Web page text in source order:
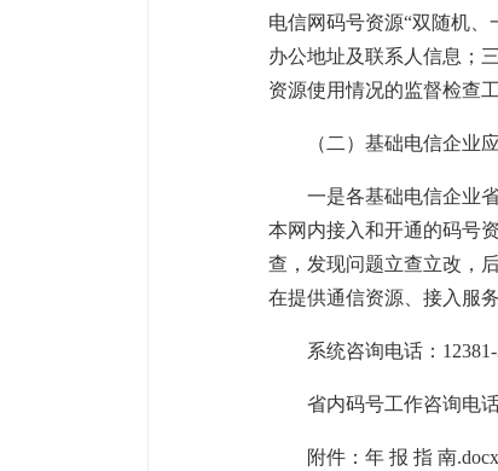
电信网码号资源“双随机
办公地址及联系人信息；
资源使用情况的监督检查工
（二）基础电信企业
一是各基础电信企业
本网内接入和开通的码号
查，发现问题立查立改，
在提供通信资源、接入服
系统咨询电话：
省内码号工作咨询电
附件： 年 报 指 南.docx